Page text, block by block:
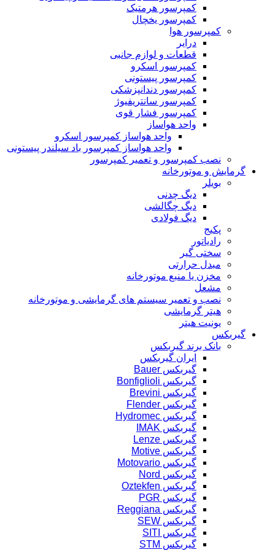
کمپرسور هرمتیک
کمپرسور یخچال
کمپرسور هوا
درایر
قطعات و لوازم جانبی
کمپرسور اسکرو
کمپرسور پیستونی
کمپرسور دندانپزشکی
کمپرسور سانتریفیوژ
کمپرسور فشار قوی
واحد هواساز
واحد هواساز کمپرسور اسکرو
واحد هواساز کمپرسور باد سیلندر پیستونی
نصب کمپرسور و تعمیر کمپرسور
گرمایش و موتورخانه
بویلر
دیگ چدنی
دیگ چگالشی
دیگ فولادی
پکیج
رادیاتور
سختی گیر
مبدل حرارتی
مخزن یا منبع موتورخانه
مشعل
نصب و تعمیر سیستم های گرمایشی و موتورخانه
هیتر گرمایشی
یونیت هیتر
گیربکس
بانک برند گیربکس
ایران گیربکس
گیربکس Bauer
گیربکس Bonfiglioli
گیربکس Brevini
گیربکس Flender
گیربکس Hydromec
گیربکس IMAK
گیربکس Lenze
گیربکس Motive
گیربکس Motovario
گیربکس Nord
گیربکس Oztekfen
گیربکس PGR
گیربکس Reggiana
گیربکس SEW
گیربکس SITI
گیربکس STM